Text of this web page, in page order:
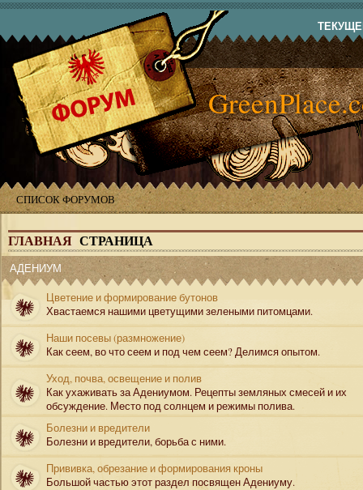
СПИСОК ФОРУМОВ
ГЛАВНАЯ СТРАНИЦА
АДЕНИУМ
Цветение и формирование бутонов
Хвастаемся нашими цветущими зелеными питомцами.
Наши посевы (размножение)
Как сеем, во что сеем и под чем сеем? Делимся опытом.
Уход, почва, освещение и полив
Как ухаживать за Адениумом. Рецепты земляных смесей и их
обсуждение. Место под солнцем и режимы полива.
Болезни и вредители
Болезни и вредители, борьба с ними.
Прививка, обрезание и формирования кроны
Большой частью этот раздел посвящен Адениуму.